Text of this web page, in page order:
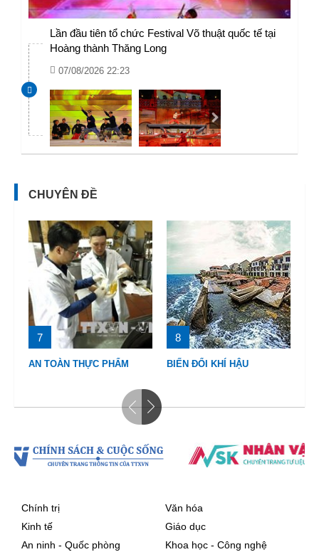
Lần đầu tiên tổ chức Festival Võ thuật quốc tế tại
Hoàng thành Thăng Long
07/08/2026 22:23
CHUYÊN ĐỀ
7
AN TOÀN THỰC PHẨM
8
BIẾN ĐỔI KHÍ HẬU
Chính trị
Kinh tế
An ninh - Quốc phòng
Văn hóa
Giáo dục
Khoa học - Công nghệ